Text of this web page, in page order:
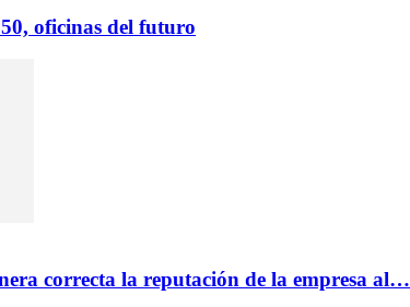
oficinas del futuro
correcta la reputación de la empresa al…